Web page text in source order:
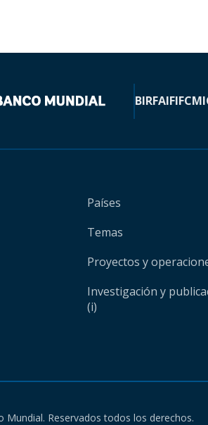
BIRFAIFIFC
Países
Temas
Proyectos y
Investigación y
(i)
Mundial. Reservados todos los derechos.